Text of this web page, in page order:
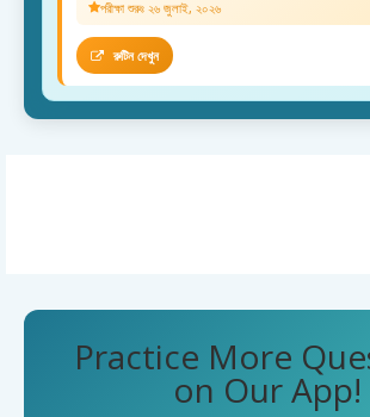
পরীক্ষা শুরুঃ ২৬ জুলাই, ২০২৬
রুটিন দেখুন
Practice More
on Our App!